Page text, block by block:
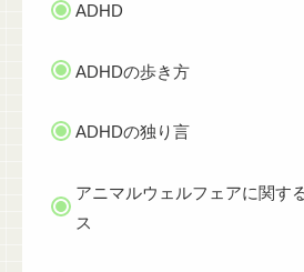
ADHD
ADHDの歩き方
ADHDの独り言
アニマルウェルフェアに関す
ス